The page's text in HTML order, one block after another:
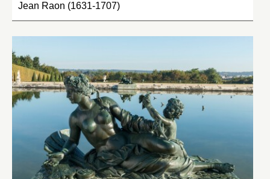
Jean Raon (1631-1707)